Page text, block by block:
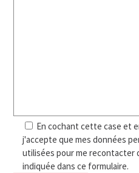
En cochant cette case et
j'accepte que mes données
utilisées pour me recontacter
indiquée dans ce formulaire.